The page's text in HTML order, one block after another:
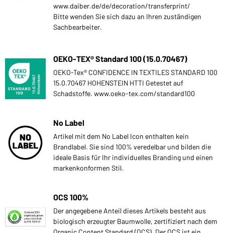
www.daiber.de/de/decoration/transferprint/
Bitte wenden Sie sich dazu an Ihren zuständigen
Sachbearbeiter.
OEKO-TEX® Standard 100 (15.0.70467)
OEKO-Tex® CONFIDENCE IN TEXTILES STANDARD 100
15.0.70467 HOHENSTEIN HTTI Getestet auf
Schadstoffe. www.oeko-tex.com/standard100
No Label
Artikel mit dem No Label Icon enthalten kein
Brandlabel. Sie sind 100% veredelbar und bilden die
ideale Basis für Ihr individuelles Branding und einen
markenkonformen Stil.
OCS 100%
Der angegebene Anteil dieses Artikels besteht aus
biologisch erzeugter Baumwolle, zertifiziert nach dem